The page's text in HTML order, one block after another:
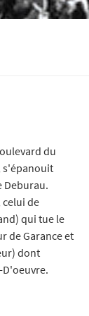
du
s'épanouit
Deburau.
de
qui tue le
de Garance et
dont